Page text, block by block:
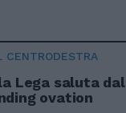
CENTRODESTRA
Lega saluta dal
ovation